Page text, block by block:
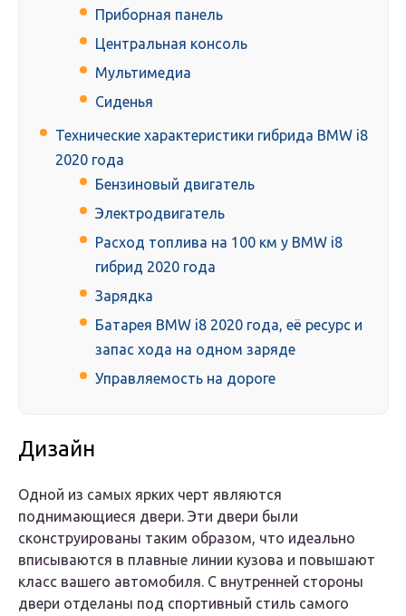
Приборная панель
Центральная консоль
Мультимедиа
Сиденья
Технические характеристики гибрида BMW i8
2020 года
Бензиновый двигатель
Электродвигатель
Расход топлива на 100 км у BMW i8
гибрид 2020 года
Зарядка
Батарея BMW i8 2020 года, её ресурс и
запас хода на одном заряде
Управляемость на дороге
Дизайн
Одной из самых ярких черт являются
поднимающиеся двери. Эти двери были
сконструированы таким образом, что идеально
вписываются в плавные линии кузова и повышают
класс вашего автомобиля. С внутренней стороны
двери отделаны под спортивный стиль самого